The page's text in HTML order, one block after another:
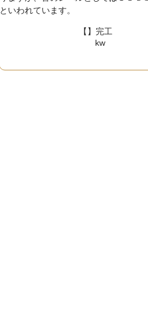
といわれています。
【】完工
kw